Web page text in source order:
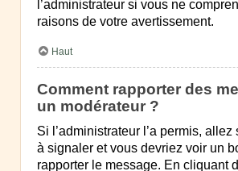
l’administrateur si vous ne
raisons de votre avertissement.
Haut
Comment rapporter des
un modérateur ?
Si l’administrateur l’a permis,
à signaler et vous devriez voir un
rapporter le message. En cliquant